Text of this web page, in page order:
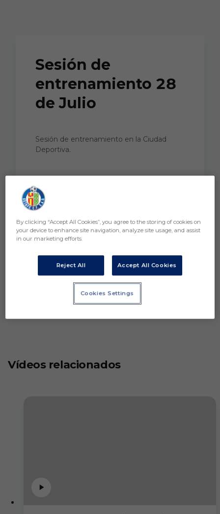
Sesión de
entrenamiento 28
de Julio
Sesión de entrenamiento en la Ciudad
Deportiva.
Vídeos relacionados
By clicking “Accept All Cookies”, you agree to the storing of cookies on
your device to enhance site navigation, analyze site usage, and assist
in our marketing efforts.
Reject All Accept All Cookies
Cookies Settings